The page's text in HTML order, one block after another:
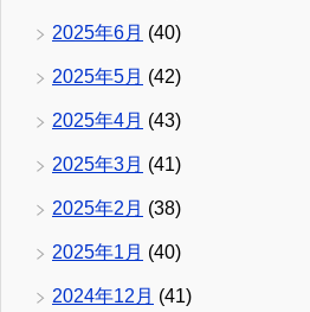
2025年6月 (40)
2025年5月 (42)
2025年4月 (43)
2025年3月 (41)
2025年2月 (38)
2025年1月 (40)
2024年12月 (41)